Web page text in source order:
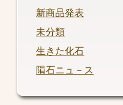
新商品発表
未分類
生きた化石
隕石ニュ－ス